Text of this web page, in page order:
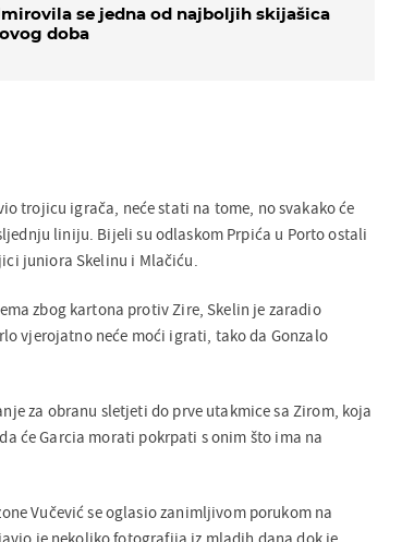
se jedna od najboljih skijašica
doba
trojicu igrača, neće stati na tome, no svakako će
liniju. Bijeli su odlaskom Prpića u Porto ostali
juniora Skelinu i Mlačiću.
zbog kartona protiv Zire, Skelin je zaradio
vjerojatno neće moći igrati, tako da Gonzalo
za obranu sletjeti do prve utakmice sa Zirom, koja
će Garcia morati pokrpati s onim što ima na
Vučević se oglasio zanimljivom porukom na